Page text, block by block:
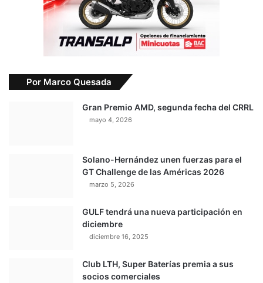
Por Marco Quesada
Gran Premio AMD, segunda fecha del CRRL
mayo 4, 2026
Solano-Hernández unen fuerzas para el
GT Challenge de las Américas 2026
marzo 5, 2026
GULF tendrá una nueva participación en
diciembre
diciembre 16, 2025
Club LTH, Super Baterías premia a sus
socios comerciales